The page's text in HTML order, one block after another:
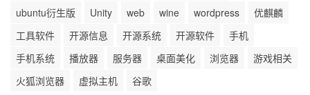
ubuntu衍生版
Unity web wine wordpress
优麒麟
工具软件
开源信息 开源系统 开源软件
手机
手机系统
播放器 服务器 桌面美化 浏览器
游戏相关
火狐浏览器
虚拟主机 谷歌